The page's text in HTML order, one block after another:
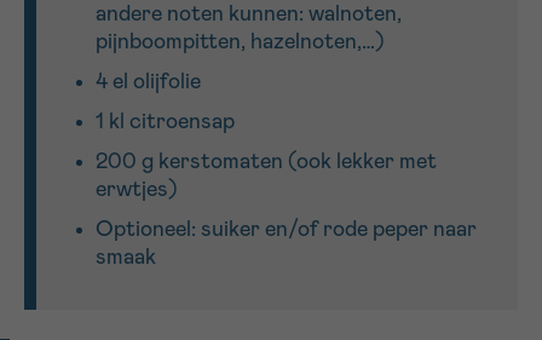
andere noten kunnen: walnoten,
pijnboompitten, hazelnoten,…)
4 el olijfolie
1 kl citroensap
200 g kerstomaten (ook lekker met
erwtjes)
Optioneel: suiker en/of rode peper naar
smaak